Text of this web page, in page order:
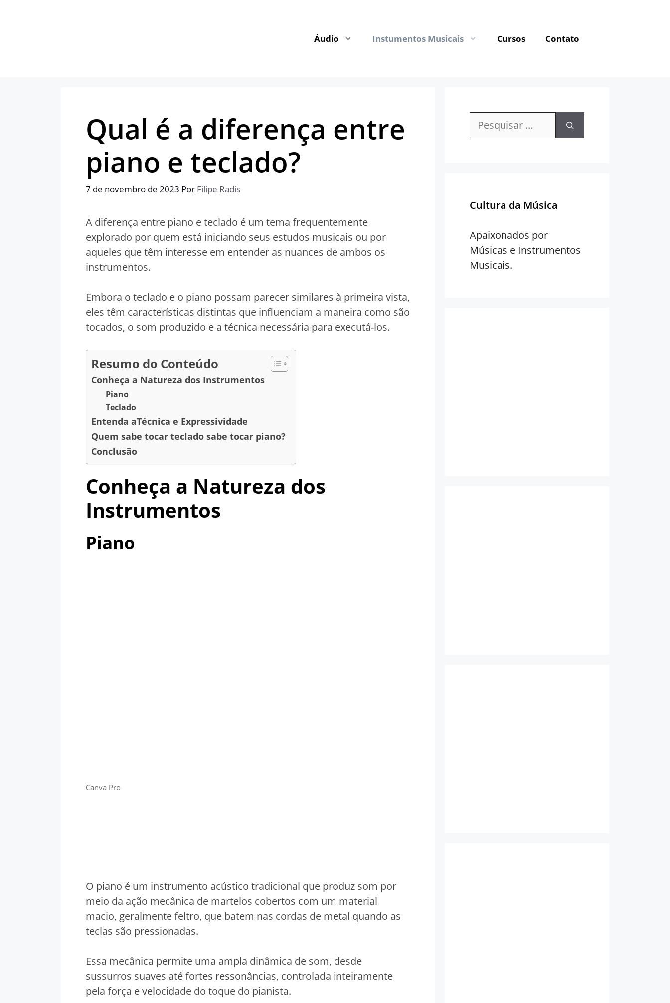
Áudio Instumentos Musicais Cursos Contato
Qual é a diferença entre
piano e teclado?
7 de novembro de 2023 Por Filipe Radis
A diferença entre piano e teclado é um tema frequentemente
explorado por quem está iniciando seus estudos musicais ou por
aqueles que têm interesse em entender as nuances de ambos os
instrumentos.
Embora o teclado e o piano possam parecer similares à primeira vista,
eles têm características distintas que influenciam a maneira como são
tocados, o som produzido e a técnica necessária para executá-los.
Resumo do Conteúdo
Conheça a Natureza dos Instrumentos
Piano
Teclado
Entenda aTécnica e Expressividade
Quem sabe tocar teclado sabe tocar piano?
Conclusão
Conheça a Natureza dos
Instrumentos
Piano
Canva Pro
O piano é um instrumento acústico tradicional que produz som por
meio da ação mecânica de martelos cobertos com um material
macio, geralmente feltro, que batem nas cordas de metal quando as
teclas são pressionadas.
Essa mecânica permite uma ampla dinâmica de som, desde
sussurros suaves até fortes ressonâncias, controlada inteiramente
pela força e velocidade do toque do pianista.
Pesquisar
Cultura da Música
Apaixonados por
Músicas e Instrumentos
Musicais.